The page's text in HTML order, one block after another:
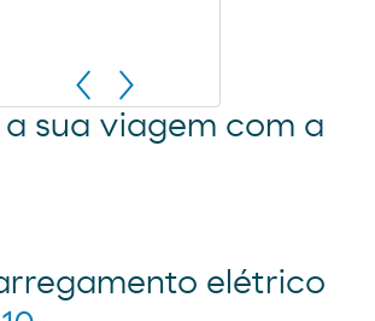
sua viagem com a
elétrico